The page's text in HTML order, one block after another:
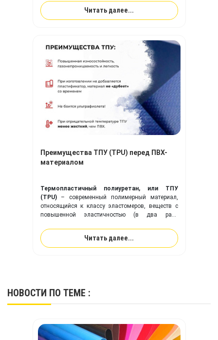
Читать далее...
Преимущества ТПУ (TPU) перед ПВХ-
материалом
Термопластичный полиуретан, или ТПУ
(TPU)– современный полимерный материал,
относящийся к классу эластомеров, веществ с
повышенной эластичностью (в два раза
идеально подходит для изготовления надувного
оборудования, и превосходит привычную ПВХ-
ткань по многим ключевым показателям.
Читать далее...
НОВОСТИ ПО ТЕМЕ :